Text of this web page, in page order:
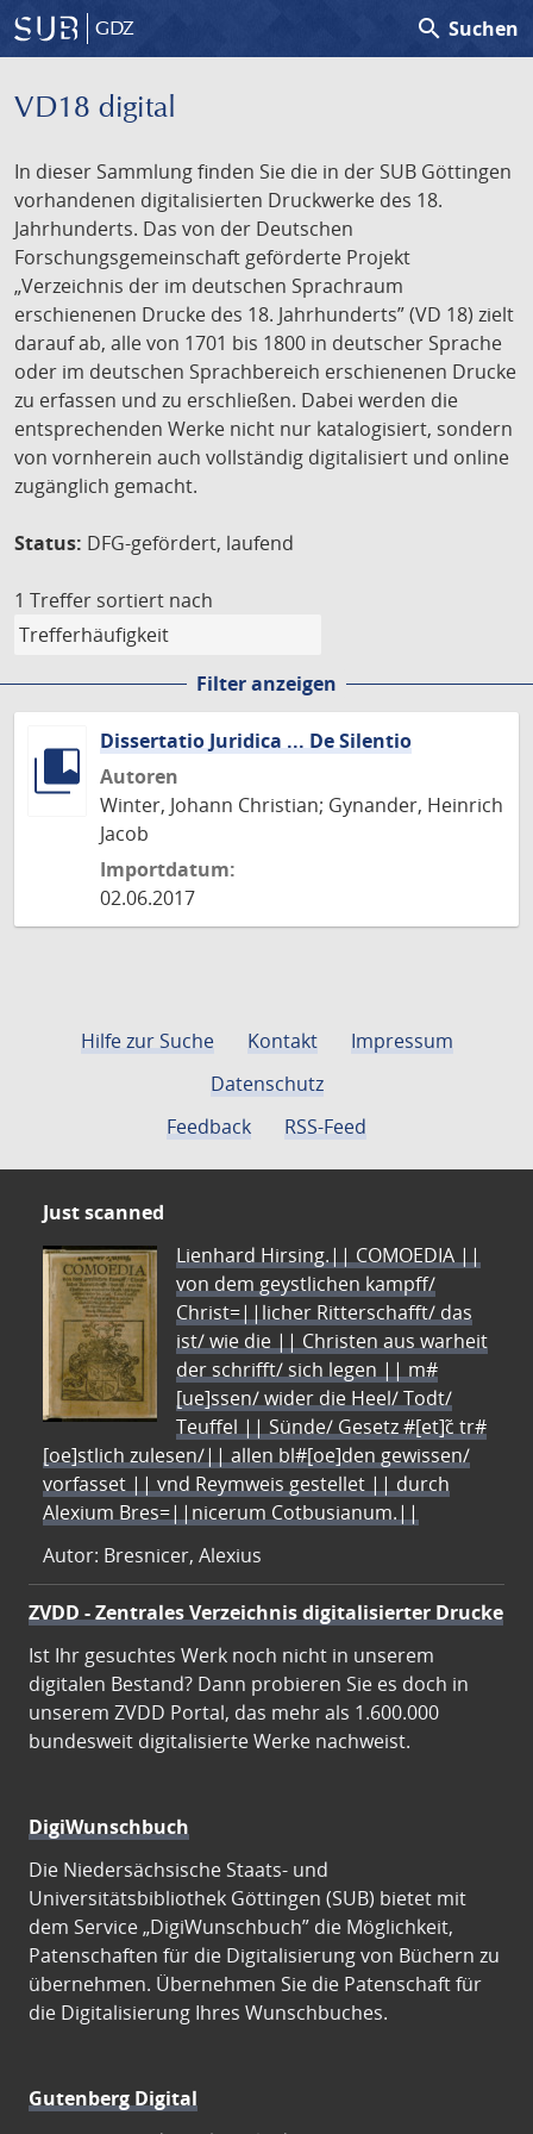
GDZ search Suchen
VD18 digital
In dieser Sammlung finden Sie die in der SUB Göttingen
vorhandenen digitalisierten Druckwerke des 18.
Jahrhunderts. Das von der Deutschen
Forschungsgemeinschaft geförderte Projekt
„Verzeichnis der im deutschen Sprachraum
erschienenen Drucke des 18. Jahrhunderts” (VD 18) zielt
darauf ab, alle von 1701 bis 1800 in deutscher Sprache
oder im deutschen Sprachbereich erschienenen Drucke
zu erfassen und zu erschließen. Dabei werden die
entsprechenden Werke nicht nur katalogisiert, sondern
von vornherein auch vollständig digitalisiert und online
zugänglich gemacht.
Status: DFG-gefördert, laufend
1 Treffer sortiert nach
Filter anzeigen
Dissertatio Juridica ... De Silentio
Autoren
Winter, Johann Christian; Gynander, Heinrich
Jacob
Importdatum:
02.06.2017
Hilfe zur Suche Kontakt
Impressum
Datenschutz
Feedback
RSS-Feed
Just scanned
Lienhard Hirsing.|| COMOEDIA ||
von dem geystlichen kampff/
Christ=||licher Ritterschafft/ das
ist/ wie die || Christen aus warheit
der schrifft/ sich legen || m#
[ue]ssen/ wider die Heel/ Todt/
Teuffel || Sünde/ Gesetz #[et]c̃ tr#
[oe]stlich zulesen/|| allen bl#[oe]den gewissen/
vorfasset || vnd Reymweis gestellet || durch
Alexium Bres=||nicerum Cotbusianum.||
Autor: Bresnicer, Alexius
ZVDD - Zentrales Verzeichnis digitalisierter Drucke
Ist Ihr gesuchtes Werk noch nicht in unserem
digitalen Bestand? Dann probieren Sie es doch in
unserem ZVDD Portal, das mehr als 1.600.000
bundesweit digitalisierte Werke nachweist.
DigiWunschbuch
Die Niedersächsische Staats- und
Universitätsbibliothek Göttingen (SUB) bietet mit
dem Service „DigiWunschbuch” die Möglichkeit,
Patenschaften für die Digitalisierung von Büchern zu
übernehmen. Übernehmen Sie die Patenschaft für
die Digitalisierung Ihres Wunschbuches.
Gutenberg Digital